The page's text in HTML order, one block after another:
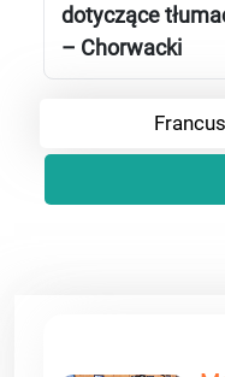
dotyczące
– Chorwacki